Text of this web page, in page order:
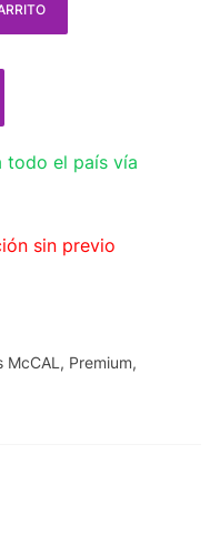
todo el país vía
sin previo
McCAL , Premium,